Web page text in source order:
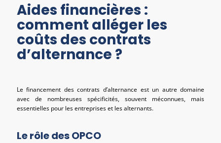
Aides financières :
comment alléger les
coûts des contrats
d’alternance ?
Le financement des contrats d’alternance est un autre domaine
avec de nombreuses spécificités, souvent méconnues, mais
essentielles pour les entreprises et les alternants.
Le rôle des OPCO